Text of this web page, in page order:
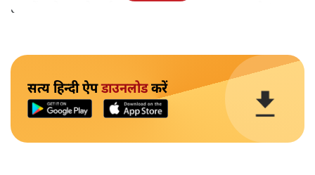
हजारों करोड़ रुपये खर्च कर बनाया गया था, फूट सकता है।'
सत्य हिन्दी ऐपडाउनलोडकरें